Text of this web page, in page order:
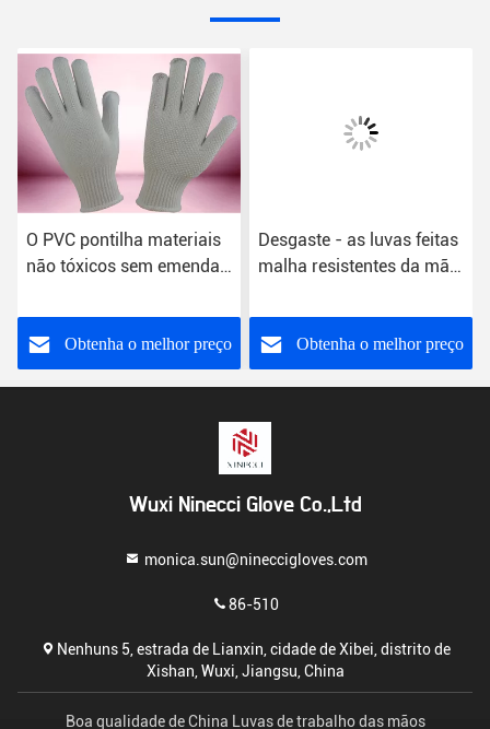
O PVC pontilha materiais
não tóxicos sem emenda
construção das luvas
Obtenha o melhor preço
Desgaste - as luvas feitas
malha resistentes da mão,
amostras grátis das luvas
do algodão
Obtenha o melhor preço
Wuxi Ninecci Glove Co.,Ltd
monica.sun@nineccigloves.com
86-510
Nenhuns 5, estrada de Lianxin, cidade de Xibei, distrito de
Xishan, Wuxi, Jiangsu, China
Boa qualidade de China Luvas de trabalho das mãos